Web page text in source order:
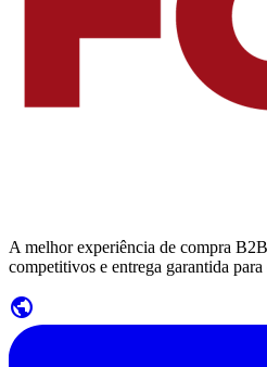
A melhor experiência de compra
competitivos e entrega garantida
public